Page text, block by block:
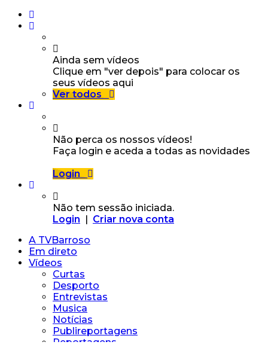
Ainda sem vídeos
Clique em "ver depois" para colocar os
seus vídeos aqui
Ver todos
Não perca os nossos vídeos!
Faça login e aceda a todas as novidades
Login
Não tem sessão iniciada.
Login | Criar nova conta
A TVBarroso
Em direto
Vídeos
Curtas
Desporto
Entrevistas
Musica
Notícias
Publireportagens
Reportagens